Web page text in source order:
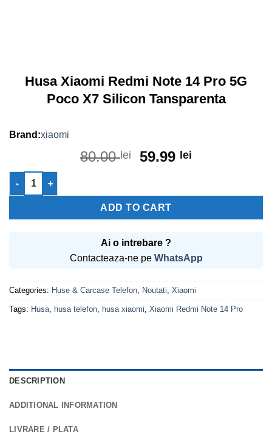
Husa Xiaomi Redmi Note 14 Pro 5G
Poco X7 Silicon Tansparenta
xiaomi
80.00lei
Original
80.00 lei.
59.99 lei
59.99 lei.
Husa Xiaomi Redmi Note 14 Pro 5G Poco X7 Silicon
ADD TO CART
Ai o intrebare ?
Contacteaza-ne pe WhatsApp
Categories: Huse & Carcase Telefon Noutati Xiaomi
Tags: Husa husa telefon husa xiaomi Xiaomi Redmi Note 14 Pro
DESCRIPTION
ADDITIONAL INFORMATION
LIVRARE / PLATA